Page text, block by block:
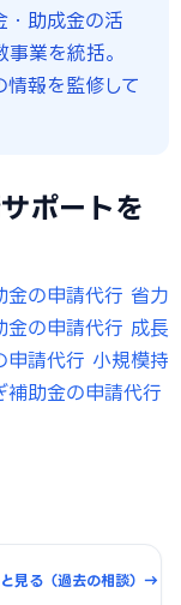
・助成金の活
業を統括。
報を監修して
ポートを
金の申請代行 省力
金の申請代行 成長
申請代行 小規模持
補助金の申請代行
見る（過去の相談）→